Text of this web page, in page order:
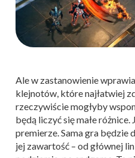
Ale w zastanowienie
klejnotów, które najłatwiej
rzeczywiście mogłyby
będą liczyć się małe
premierze. Sama gra będzie
jej zawartość – od głównej